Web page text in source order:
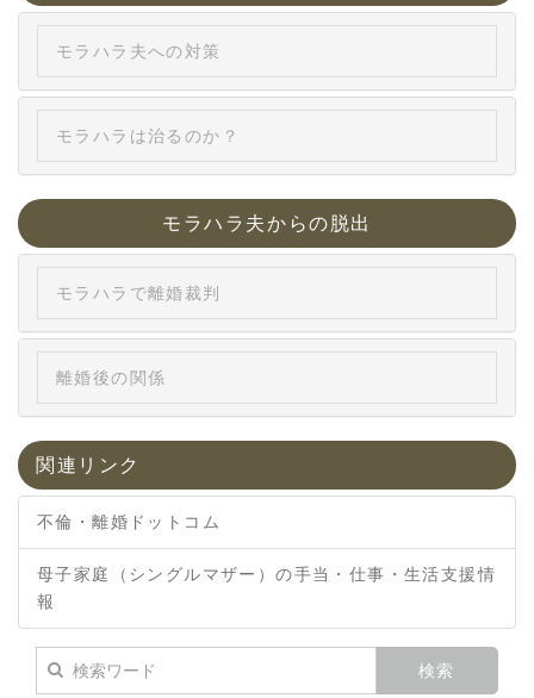
モラハラ夫への対策
モラハラは治るのか？
モラハラ夫からの脱出
モラハラで離婚裁判
離婚後の関係
関連リンク
不倫・離婚ドットコム
母子家庭（シングルマザー）の手当・仕事・生活支援情
報